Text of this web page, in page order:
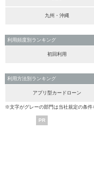
九州・沖縄
利用頻度別ランキング
初回利用
利用方法別ランキング
アプリ型カードローン
※文字がグレーの部門は当社規定の条件
PR